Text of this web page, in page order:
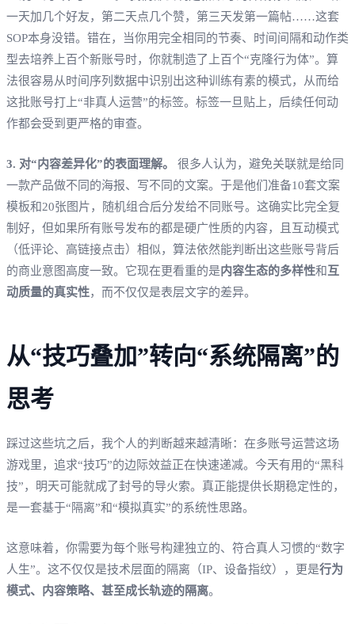
一天加几个好友，第二天点几个赞，第三天发第一篇帖……这套
SOP本身没错。错在，当你用完全相同的节奏、时间间隔和动作类
型去培养上百个新账号时，你就制造了上百个“克隆行为体”。算
法很容易从时间序列数据中识别出这种训练有素的模式，从而给
这批账号打上“非真人运营”的标签。标签一旦贴上，后续任何动
作都会受到更严格的审查。
3. 对“内容差异化”的表面理解。
很多人认为，避免关联就是给同
一款产品做不同的海报、写不同的文案。于是他们准备10套文案
模板和20张图片，随机组合后分发给不同账号。这确实比完全复
制好，但如果所有账号发布的都是硬广性质的内容，且互动模式
（低评论、高链接点击）相似，算法依然能判断出这些账号背后
的商业意图高度一致。它现在更看重的是内容生态的多样性和 互
动质量的真实性，而不仅仅是表层文字的差异。
从“技巧叠加”转向“系统隔离”的
思考
踩过这些坑之后，我个人的判断越来越清晰：在多账号运营这场
游戏里，追求“技巧”的边际效益正在快速递减。今天有用的“黑科
技”，明天可能就成了封号的导火索。真正能提供长期稳定性的，
是一套基于“隔离”和“模拟真实”的系统性思路。
这意味着，你需要为每个账号构建独立的、符合真人习惯的“数字
人生”。这不仅仅是技术层面的隔离（IP、设备指纹），更是行为
模式、内容策略、甚至成长轨迹的隔离。